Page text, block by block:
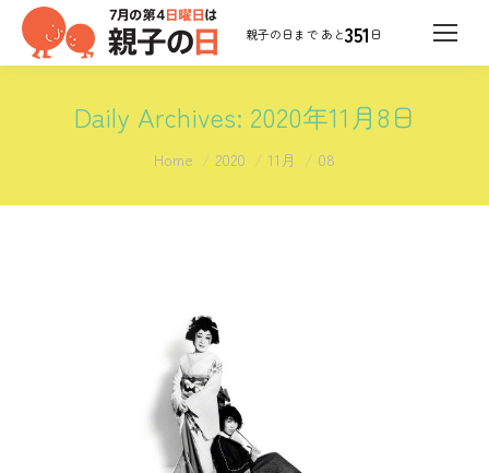
351 日
Daily Archives: 2020年11月8日
You are here:
Home 2020 11月 08